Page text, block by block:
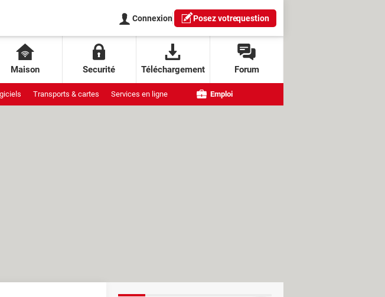
Connexion Posez votrequestion
Maison Securité Téléchargement Forum
Transports & cartes Services en ligne Emploi